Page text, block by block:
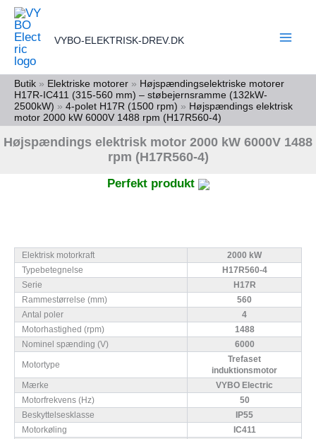
Gå
indholdet
VYBO-ELEKTRISK-DREV.DK
Butik » Elektriske motorer » Højspændingselektriske motorer
H17R-IC411 (315-560 mm) – støbejernsramme (132kW-
2500kW) » 4-polet H17R (1500 rpm) » Højspændings elektrisk
motor 2000 kW 6000V 1488 rpm (H17R560-4)
Højspændings elektrisk motor 2000 kW 6000V 1488
rpm (H17R560-4)
Perfekt produkt
Elektrisk motorkraft
2000 kW
Typebetegnelse
H17R560-4
Serie
H17R
Rammestørrelse (mm)
560
Antal poler
4
Motorhastighed (rpm)
1488
Nominel spænding (V)
6000
Motortype
Trefaset
induktionsmotor
Mærke
VYBO Electric
Motorfrekvens (Hz)
50
Beskyttelsesklasse
IP55
Motorkøling
IC411